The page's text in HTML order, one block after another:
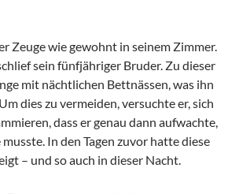
Zeuge wie gewohnt in seinem Zimmer.
sein fünfjähriger Bruder. Zu dieser
mit nächtlichen Bettnässen, was ihn
dies zu vermeiden, versuchte er, sich
dass er genau dann aufwachte,
In den Tagen zuvor hatte diese
– und so auch in dieser Nacht.